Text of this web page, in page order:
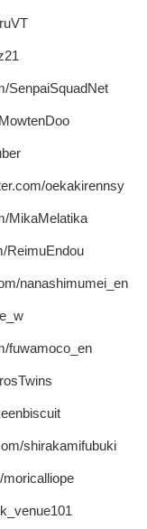
SenpaiSquadNet
oekakirennsy
MikaMelatika
ReimuEndou
nanashimumei_en
fuwamoco_en
shirakamifubuki